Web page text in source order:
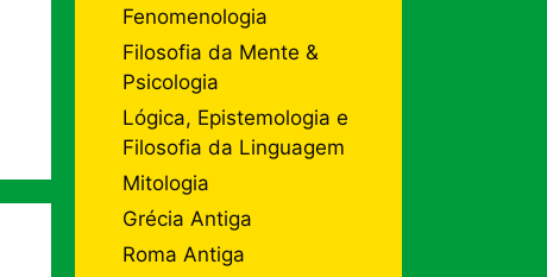
Fenomenologia
Filosofia da Mente &
Psicologia
Lógica, Epistemologia e
Filosofia da Linguagem
Mitologia
Grécia Antiga
Roma Antiga